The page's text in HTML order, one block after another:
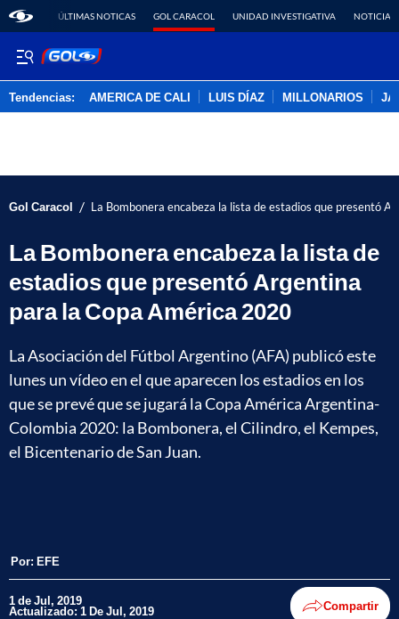
ÚLTIMAS NOTICAS GOL CARACOL UNIDAD INVESTIGATIVA NOTICIAS
Tendencias: AMERICA DE CALI LUIS DÍAZ MILLONARIOS
Gol Caracol / La Bombonera encabeza la lista de estadios que presentó
La Bombonera encabeza la lista de
estadios que presentó Argentina
para la Copa América 2020
La Asociación del Fútbol Argentino (AFA) publicó este
lunes un vídeo en el que aparecen los estadios en los
que se prevé que se jugará la Copa América Argentina-
Colombia 2020: la Bombonera, el Cilindro, el Kempes,
el Bicentenario de San Juan.
Por: EFE
1 de Jul, 2019
Actualizado: 1 De Jul, 2019 Compartir